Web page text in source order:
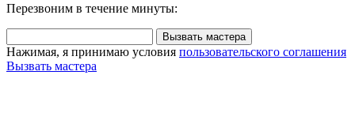
Перезвоним в течение минуты:
Вызвать мастера
Нажимая, я принимаю условия пользовательского соглашения
Вызвать мастера